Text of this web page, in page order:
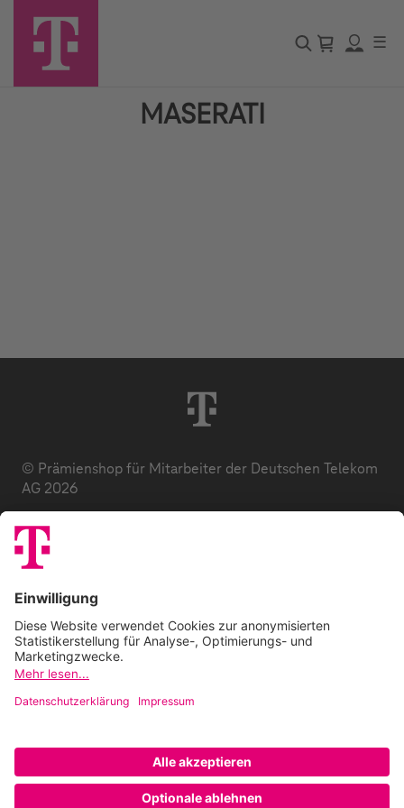
☰
MASERATI
© Prämienshop für Mitarbeiter der Deutschen Telekom
AG 2026
Datenschutz
Impressum
Zuzahlung
E-Codes
FAQ
Barrierefreiheitserklärung